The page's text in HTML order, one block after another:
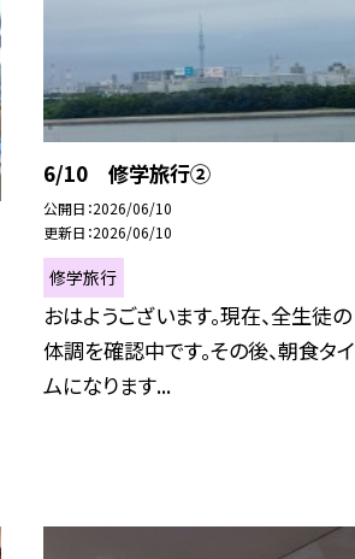
6/10 修学旅行②
公開日 2026/06/10
更新日 2026/06/10
修学旅行
おはようございます。現在、全生徒の
体調を確認中です。その後、朝食タイ
ムになります...